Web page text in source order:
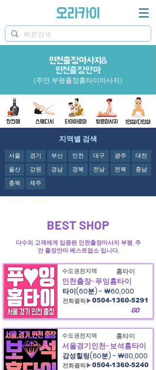
오라카이 인천출장마사지&주안,부평 출장 홈타이마사
지 정보제공
인천출장마사지 &
인천출장안마
(주안.부평출장홈타이마사지)
지역별 검색
서울
울산
충북
경기
강원
제주
부산
경남
인천
경북
대구
전남
광주
전북
대전
충남
BEST SHOP
다수의 고객에게 입증된 인천출장마사지 부평, 주
안 출장안마 베스트업소 입니다.
수도권전지역 홈타이
인천출장-푸잉홈타이
타이(60분) - ￦60,000
전화클릭▶ 0504-1360-5291
GO
수도권전지역 홈타이
서울경기인천-보석홈타이
감성힐링(60분) - ￦80,000
전화클릭▶ 0504-1360-5240